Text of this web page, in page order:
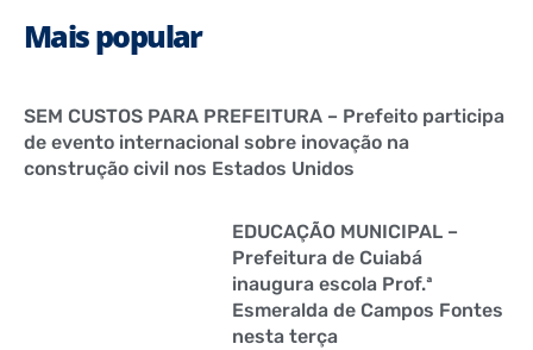
Mais popular
SEM CUSTOS PARA PREFEITURA – Prefeito participa
de evento internacional sobre inovação na
construção civil nos Estados Unidos
EDUCAÇÃO MUNICIPAL –
Prefeitura de Cuiabá
inaugura escola Prof.ª
Esmeralda de Campos Fontes
nesta terça